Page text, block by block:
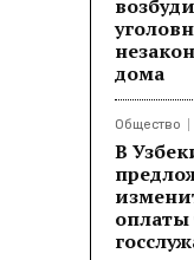
дома
Общество
В
оплаты